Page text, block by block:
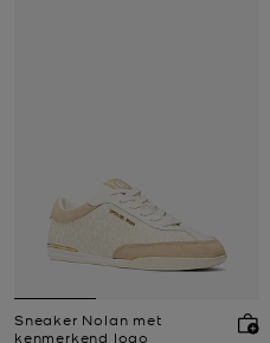
Sneaker Nolan met
kenmerkend logo